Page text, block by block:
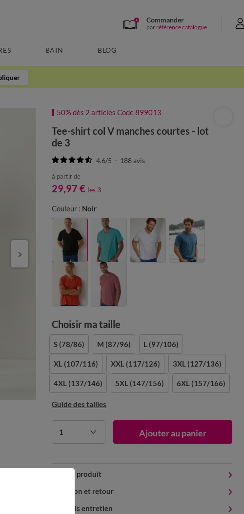
Commander
par référence catalogue
BAIN BLOG
-50% dès 2 articles Code 899013
Tee-shirt col V manches courtes - lot
de 3
4.6/5 - 188avis
à partir de
29,97 € les 3
Couleur : Noir
Choisir ma taille
S (78/86) M (87/96) L (97/106)
XL (107/116) XXL (117/126) 3XL (127/136)
4XL (137/146) 5XL (147/156) 6XL (157/166)
Guide des tailles
1 Ajouter au panier
Détails produit
Livraison et retour
Conseils entretien